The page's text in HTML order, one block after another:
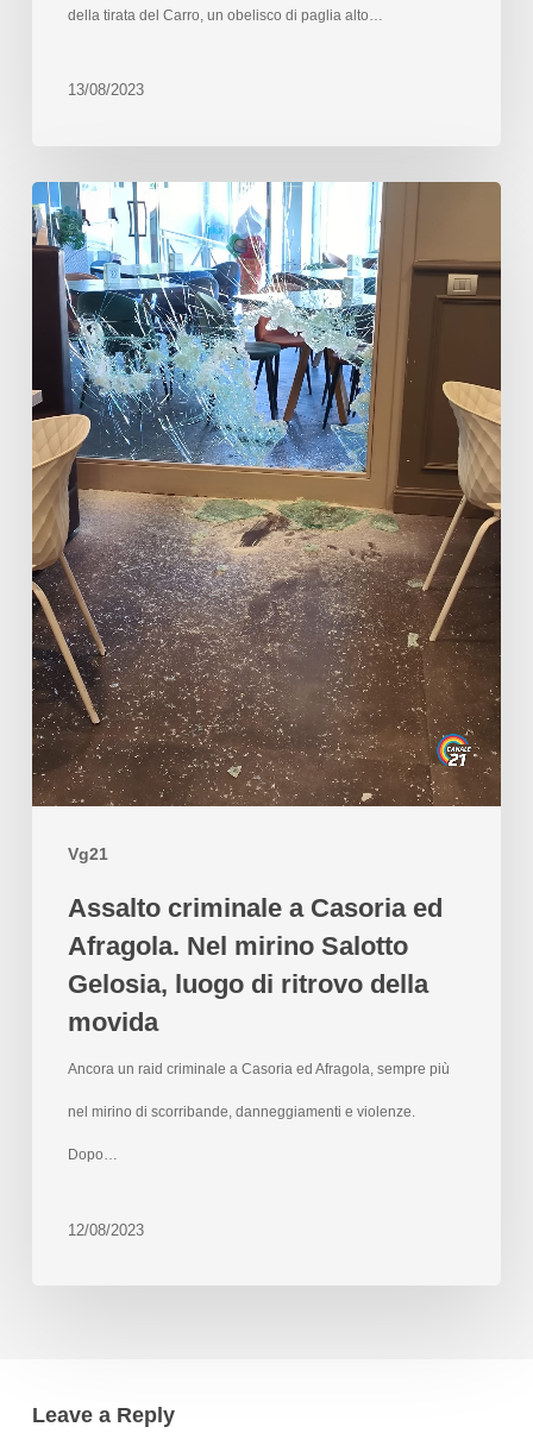
della tirata del Carro, un obelisco di paglia alto…
13/08/2023
Vg21
Assalto criminale a Casoria ed
Afragola. Nel mirino Salotto
Gelosia, luogo di ritrovo della
movida
Ancora un raid criminale a Casoria ed Afragola, sempre più
nel mirino di scorribande, danneggiamenti e violenze.
Dopo…
12/08/2023
Leave a Reply